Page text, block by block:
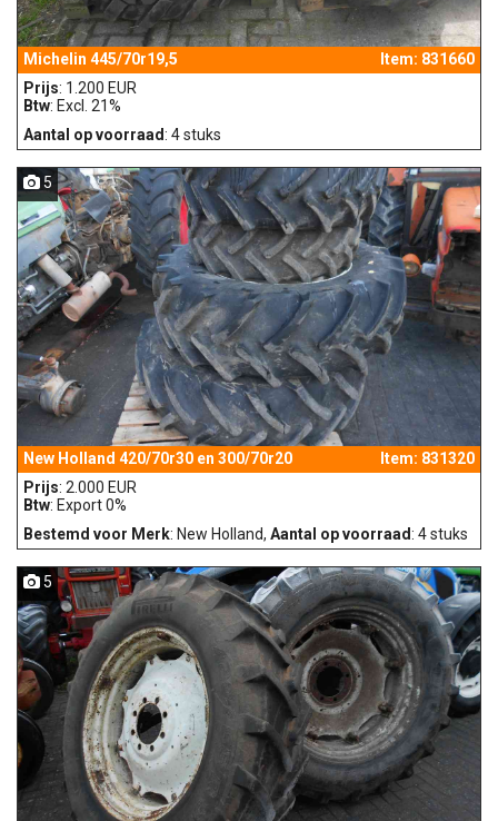
Michelin 445/70r19,5
Item: 831660
Prijs: 1.200 EUR
Btw: Excl. 21%
Aantal op voorraad: 4 stuks
5
New Holland 420/70r30 en 300/70r20
Item: 831320
Prijs: 2.000 EUR
Btw: Export 0%
Bestemd voor Merk: New Holland, Aantal op voorraad: 4 stuks
5